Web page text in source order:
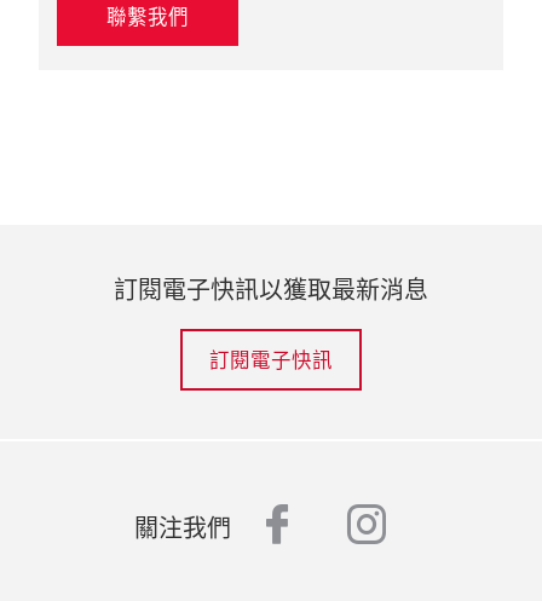
聯繫我們
訂閱電子快訊以獲取最新消息
訂閱電子快訊
關注我們 facebook